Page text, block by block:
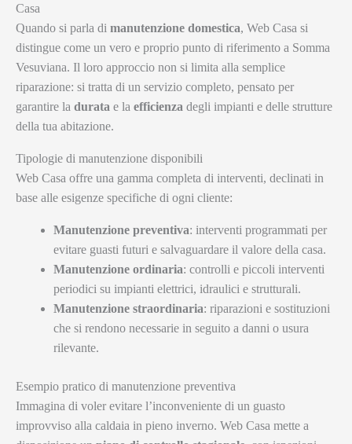
Casa
Quando si parla di manutenzione domestica, Web Casa si
distingue come un vero e proprio punto di riferimento a Somma
Vesuviana. Il loro approccio non si limita alla semplice
riparazione: si tratta di un servizio completo, pensato per
garantire la durata e la efficienza degli impianti e delle strutture
della tua abitazione.
Tipologie di manutenzione disponibili
Web Casa offre una gamma completa di interventi, declinati in
base alle esigenze specifiche di ogni cliente:
Manutenzione preventiva: interventi programmati per
evitare guasti futuri e salvaguardare il valore della casa.
Manutenzione ordinaria: controlli e piccoli interventi
periodici su impianti elettrici, idraulici e strutturali.
Manutenzione straordinaria: riparazioni e sostituzioni
che si rendono necessarie in seguito a danni o usura
rilevante.
Esempio pratico di manutenzione preventiva
Immagina di voler evitare l’inconveniente di un guasto
improvviso alla caldaia in pieno inverno. Web Casa mette a